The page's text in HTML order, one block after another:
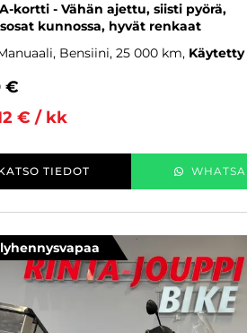
kortti - Vähän ajettu, siisti pyörä,
kunnossa, hyvät renkaat
Bensiini, 25 000 km Käytetty
€
€ / kk
TIEDOT